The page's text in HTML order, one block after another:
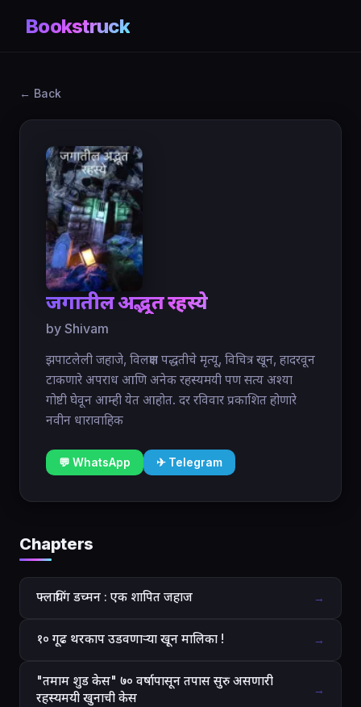
Bookstruck
← Back
जगातील अद्भूत रहस्ये
by Shivam
झपाटलेली जहाजे, विलक्षण पद्धतीचे मृत्यू, विचित्र खून, हादरवून
टाकणारे अपराध आणि अनेक रहस्यमयी पण सत्य अश्या
गोष्टी घेवून आम्ही येत आहोत. दर रविवार प्रकाशित होणारे
नवीन धारावाहिक
💬 WhatsApp ✈ Telegram
Chapters
फ्लायिंग डच्मन : एक शापित जहाज →
१० गूढ थरकाप उडवणाऱ्या खून मालिका ! →
"तमाम शुड केस" ७० वर्षापासून तपास सुरु असणारी
रहस्यमयी खुनाची केस
→